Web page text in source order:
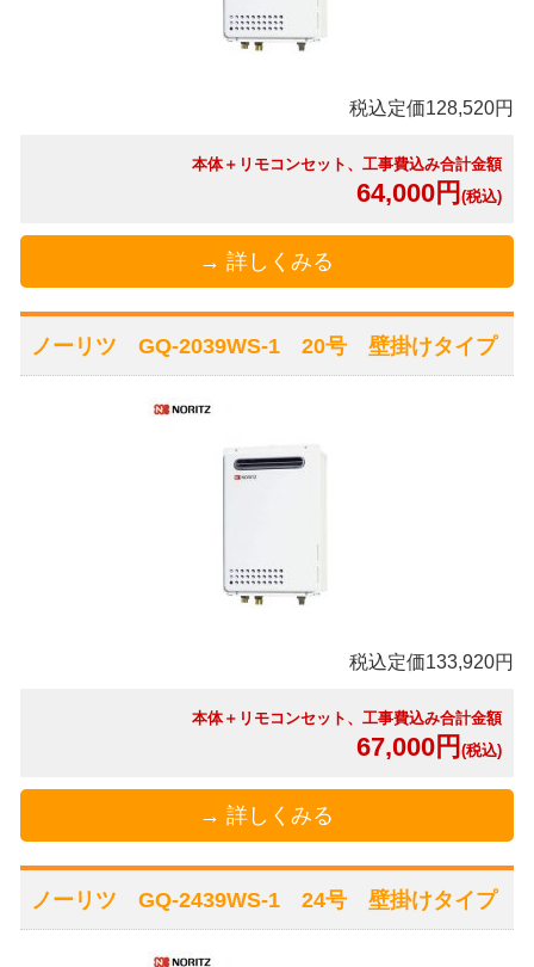
税込定価128,520円
本体＋リモコンセット、工事費込み合計金額
64,000円 (税込)
→ 詳しくみる
ノーリツ GQ-2039WS-1 20号 壁掛けタイプ
税込定価133,920円
本体＋リモコンセット、工事費込み合計金額
67,000円 (税込)
→ 詳しくみる
ノーリツ GQ-2439WS-1 24号 壁掛けタイプ